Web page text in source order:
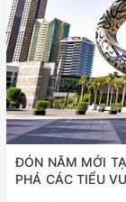
ĐÓN NĂM MỚI
PHÁ CÁC TIỂU